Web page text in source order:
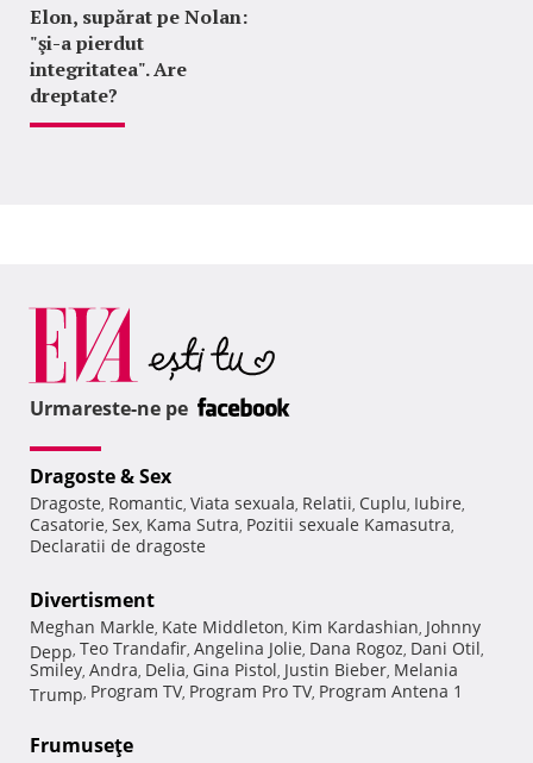
Elon, supărat pe Nolan:
"şi-a pierdut
integritatea". Are
dreptate?
Urmareste-ne pe
Dragoste & Sex
Dragoste, Romantic, Viata sexuala, Relatii, Cuplu, Iubire,
Casatorie, Sex, Kama Sutra, Pozitii sexuale Kamasutra,
Declaratii de dragoste
Divertisment
Meghan Markle, Kate Middleton, Kim Kardashian, Johnny
Depp, Teo Trandafir, Angelina Jolie, Dana Rogoz, Dani Otil,
Smiley, Andra, Delia, Gina Pistol, Justin Bieber, Melania
Trump, Program TV, Program Pro TV, Program Antena 1
Frumuseţe